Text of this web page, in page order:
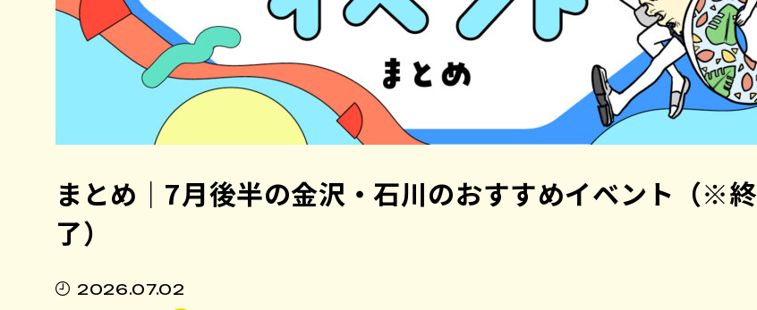
まとめ｜7月後半の金沢・石川のおすすめイベント（※終
了）
2026.07.02